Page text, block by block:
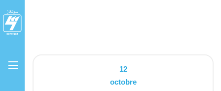
12
octobre